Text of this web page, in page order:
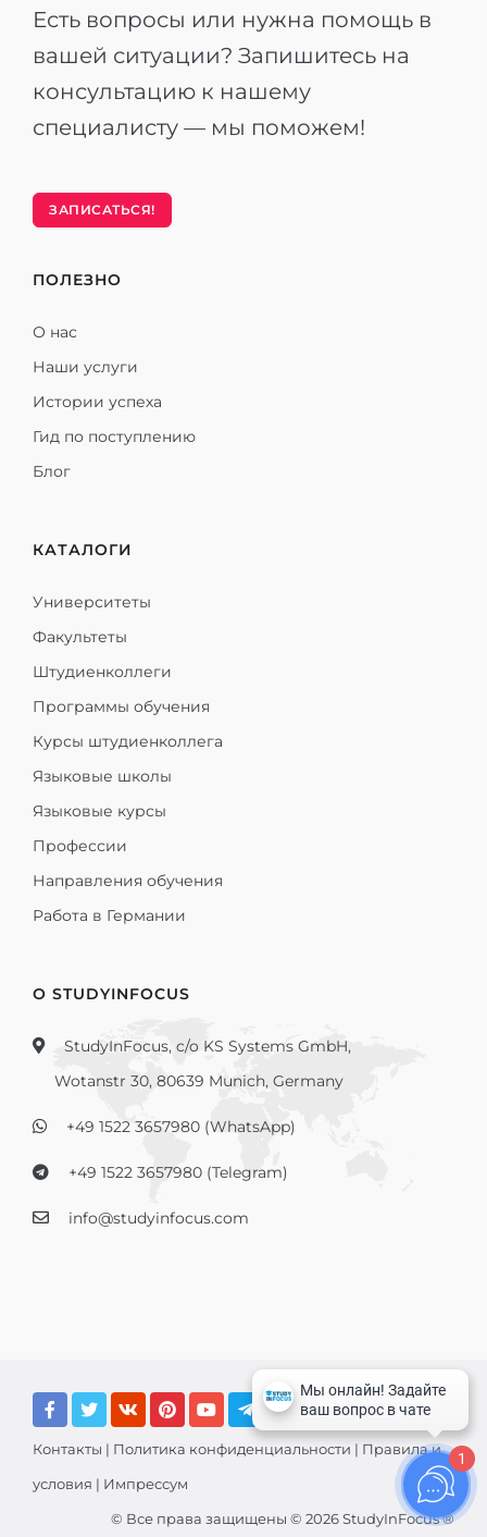
Есть вопросы или нужна помощь в
вашей ситуации? Запишитесь на
консультацию к нашему
специалисту — мы поможем!
ЗАПИСАТЬСЯ!
ПОЛЕЗНО
О нас
Наши услуги
Истории успеха
Гид по поступлению
Блог
КАТАЛОГИ
Университеты
Факультеты
Штудиенколлеги
Программы обучения
Курсы штудиенколлега
Языковые школы
Языковые курсы
Профессии
Направления обучения
Работа в Германии
О STUDYINFOCUS
StudyInFocus, c/o KS Systems GmbH,
Wotanstr 30, 80639 Munich, Germany
+49 1522 3657980 (WhatsApp)
+49 1522 3657980 (Telegram)
info@studyinfocus.com
Контакты | Политика конфиденциальности | Правила и
условия | Импрессум
© Все права защищены © 2026 StudyInFocus ®
1